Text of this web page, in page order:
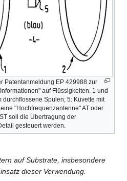
Patentanmeldung EP 429988 zur
auf Flüssigkeiten. 1 und
durchflossene Spulen; 5: Küvette mit
"Hochfrequenzantenne" AT oder
soll die Übertragung der
gesteuert werden.
auf Substrate, insbesondere
dieser Verwendung.